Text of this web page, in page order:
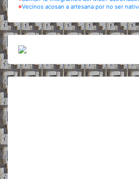
※Vecinos acosan a artesana por no ser